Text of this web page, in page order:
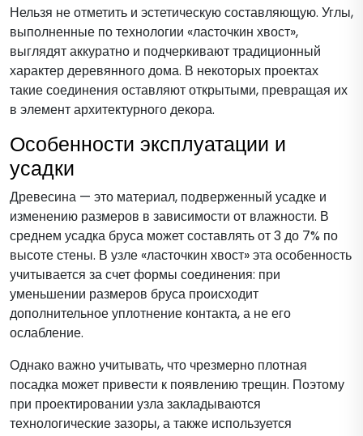
Нельзя не отметить и эстетическую составляющую. Углы,
выполненные по технологии «ласточкин хвост»,
выглядят аккуратно и подчеркивают традиционный
характер деревянного дома. В некоторых проектах
такие соединения оставляют открытыми, превращая их
в элемент архитектурного декора.
Особенности эксплуатации и
усадки
Древесина — это материал, подверженный усадке и
изменению размеров в зависимости от влажности. В
среднем усадка бруса может составлять от 3 до 7% по
высоте стены. В узле «ласточкин хвост» эта особенность
учитывается за счет формы соединения: при
уменьшении размеров бруса происходит
дополнительное уплотнение контакта, а не его
ослабление.
Однако важно учитывать, что чрезмерно плотная
посадка может привести к появлению трещин. Поэтому
при проектировании узла закладываются
технологические зазоры, а также используется